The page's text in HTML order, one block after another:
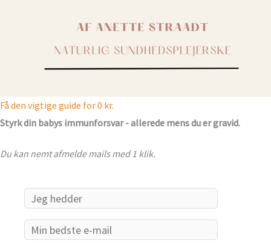
Få den vigtige guide for 0 kr.
Styrk din babys immunforsvar - allerede mens du er gravid.
Du kan nemt afmelde mails med 1 klik.